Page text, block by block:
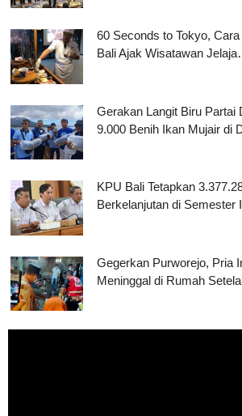
60 Seconds to Tokyo,
Bali Ajak Wisatawan
Gerakan Langit Biru Partai
9.000 Benih Ikan Mujair di
KPU Bali Tetapkan
Berkelanjutan di Semester
Gegerkan Purworejo, Pria
Meninggal di Rumah